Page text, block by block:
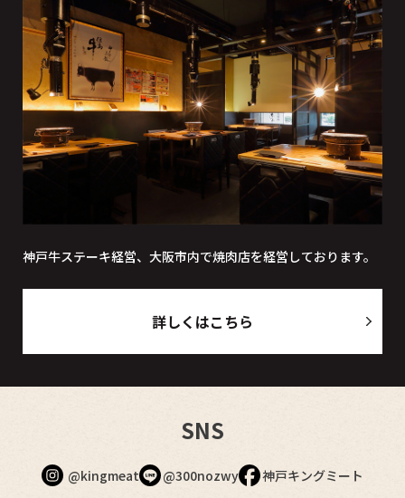
神戸牛ステーキ経営、大阪市内で焼肉店を経営しております。
詳しくはこちら
SNS
@kingmeat @300nozwy 神戸キングミート